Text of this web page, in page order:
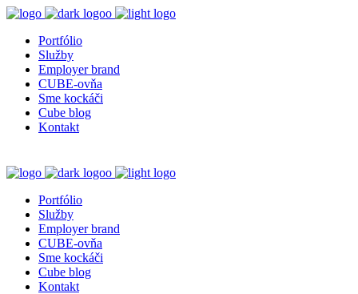
Portfólio
Služby
Employer brand
CUBE-ovňa
Sme kockáči
Cube blog
Kontakt
Portfólio
Služby
Employer brand
CUBE-ovňa
Sme kockáči
Cube blog
Kontakt